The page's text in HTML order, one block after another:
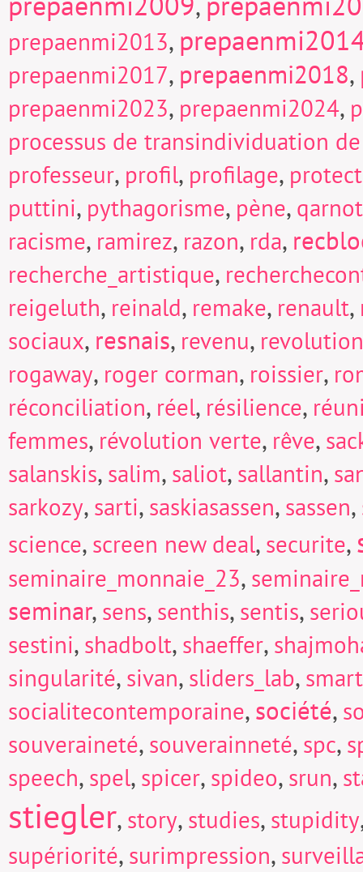
prepaenmi2013,
prepaenmi2017, prepaenmi2018,
prepaenmi2023, prepaenmi2024,
processus de transindividuation
professeur, profil, profilage,
puttini, pythagorisme, pène, qarnot
racisme, ramirez, razon, rda,
recherche_artistique,
reigeluth, reinald, remake, renault,
sociaux, resnais, revenu, revolution
rogaway, roger corman, roissier,
réconciliation, réel, résilience,
femmes, révolution verte, rêve,
salanskis, salim, saliot, sallantin,
sarkozy, sarti, saskiasassen, sassen,
science, screen new deal, securite,
seminaire_monnaie_23,
seminar, sens, senthis, sentis,
sestini, shadbolt, shaeffer,
singularité, sivan, sliders_lab,
socialitecontemporaine,société,
souveraineté, souverainneté, spc,
speech, spel, spicer, spideo, srun,
stiegler, story, studies, stupidity
supériorité, surimpression,